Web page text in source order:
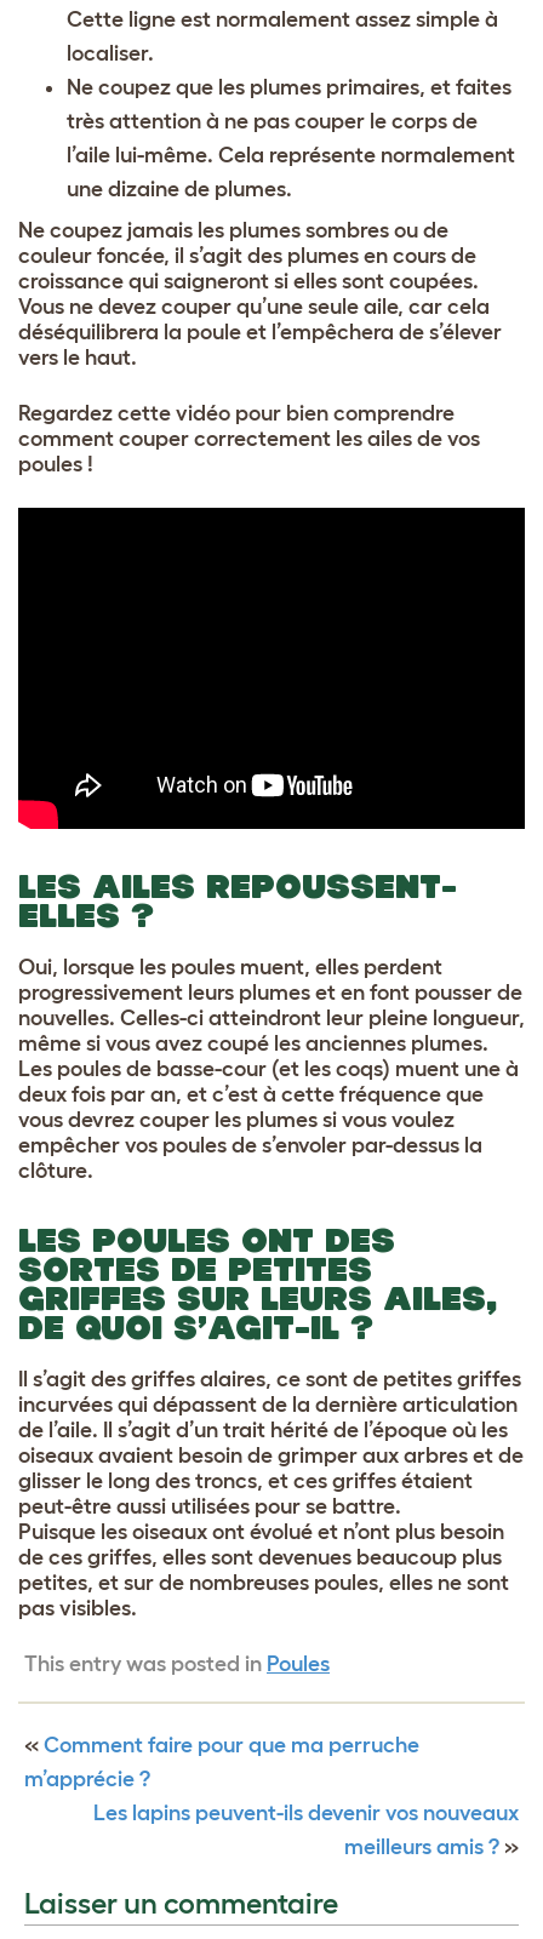
Cette ligne est normalement assez simple à
localiser.
Ne coupez que les plumes primaires, et faites
très attention à ne pas couper le corps de
l’aile lui-même. Cela représente normalement
une dizaine de plumes.
Ne coupez jamais les plumes sombres ou de
couleur foncée, il s’agit des plumes en cours de
croissance qui saigneront si elles sont coupées.
Vous ne devez couper qu’une seule aile, car cela
déséquilibrera la poule et l’empêchera de s’élever
vers le haut.
Regardez cette vidéo pour bien comprendre
comment couper correctement les ailes de vos
poules !
LES AILES REPOUSSENT-
ELLES ?
Oui, lorsque les poules muent, elles perdent
progressivement leurs plumes et en font pousser de
nouvelles. Celles-ci atteindront leur pleine longueur,
même si vous avez coupé les anciennes plumes.
Les poules de basse-cour (et les coqs) muent une à
deux fois par an, et c’est à cette fréquence que
vous devrez couper les plumes si vous voulez
empêcher vos poules de s’envoler par-dessus la
clôture.
LES POULES ONT DES
SORTES DE PETITES
GRIFFES SUR LEURS AILES,
DE QUOI S’AGIT-IL ?
Il s’agit des griffes alaires, ce sont de petites griffes
incurvées qui dépassent de la dernière articulation
de l’aile. Il s’agit d’un trait hérité de l’époque où les
oiseaux avaient besoin de grimper aux arbres et de
glisser le long des troncs, et ces griffes étaient
peut-être aussi utilisées pour se battre.
Puisque les oiseaux ont évolué et n’ont plus besoin
de ces griffes, elles sont devenues beaucoup plus
petites, et sur de nombreuses poules, elles ne sont
pas visibles.
This entry was posted in Poules
« Comment faire pour que ma perruche
m’apprécie ?
Les lapins peuvent-ils devenir vos nouveaux
meilleurs amis ? »
Laisser un commentaire